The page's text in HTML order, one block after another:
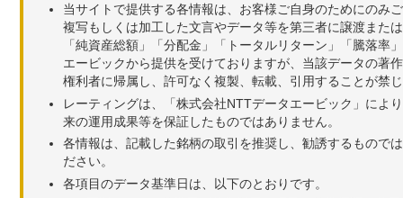
当サイトで提供する各情報は、お客様ご自身のためにのみ
複写もしくは加工した文言やデータ等を第三者に譲渡また
「純資産総額」「分配金」「トータルリターン」「騰落
エービックから提供を受けておりますが、当該データの著
権利者に帰属し、許可なく複製、転載、引用することが禁
レーティングは、「株式会社NTTデータエービック」によ
来の運用成果等を保証したものではありません。
各情報は、記載した銘柄の取引を推奨し、勧誘するもので
ださい。
各項目のデータ基準日は、以下のとおりです。